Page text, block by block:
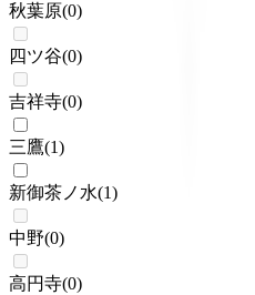
秋葉原(0)
四ツ谷(0)
吉祥寺(0)
三鷹(1)
新御茶ノ水(1)
中野(0)
高円寺(0)